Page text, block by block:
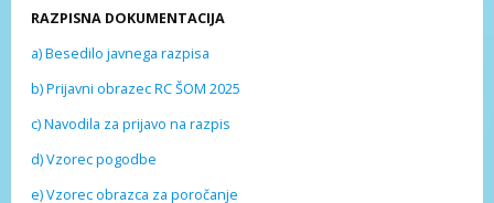
RAZPISNA DOKUMENTACIJA
a) Besedilo javnega razpisa
b) Prijavni obrazec RC ŠOM 2025
c) Navodila za prijavo na razpis
d) Vzorec pogodbe
e) Vzorec obrazca za poročanje